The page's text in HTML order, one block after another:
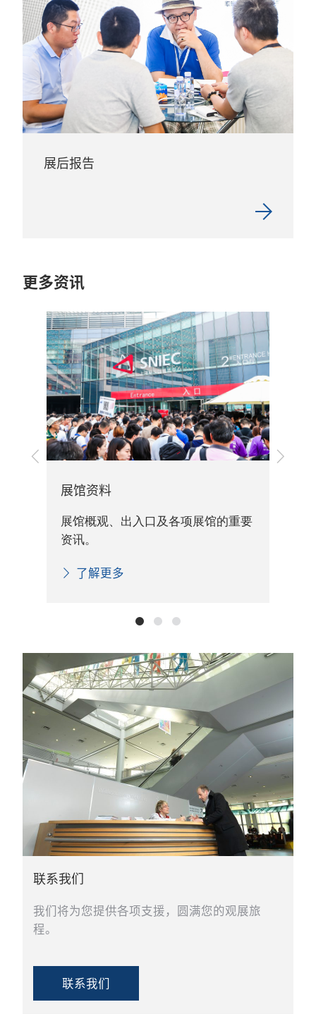
展后报告
更多资讯
上
下
馆概观、出入口及各项展馆的重要
展会交通、住宿
联系我们
我们将为您提供各项支援，圆满您的观展旅
程。
联系我们